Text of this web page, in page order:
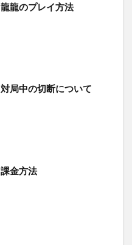
龍龍のプレイ方法
対局中の切断について
課金方法